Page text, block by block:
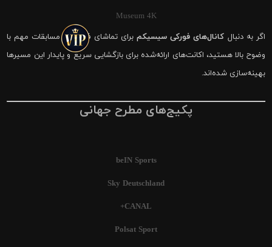
Museum 4K
اگر به دنبال کانال‌های فورکی سیسیکمبرای تماشای فوتبال و مسابقات مهم با
وضوح بالا هستید، اکانت‌های ارائه‌شده برای بازگشایی سریع و پایدار این مسیرها
بهینه‌سازی شده‌اند.
پکیج‌های مطرح جهانی
beIN Sports
Sky Deutschland
CANAL+
Polsat Sport